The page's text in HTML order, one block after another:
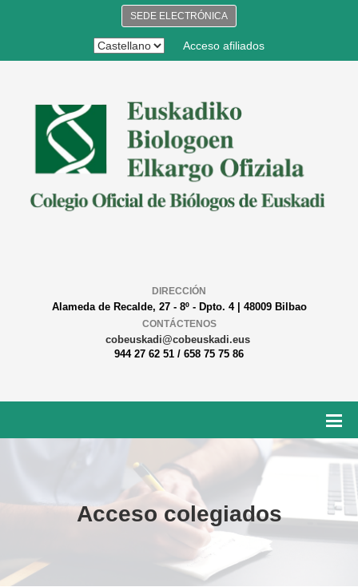
SEDE ELECTRÓNICA
Acceso afiliados
DIRECCIÓN
Alameda de Recalde, 27 - 8º - Dpto. 4 | 48009 Bilbao
CONTÁCTENOS
cobeuskadi@cobeuskadi.eus
944 27 62 51 / 658 75 75 86
Acceso colegiados